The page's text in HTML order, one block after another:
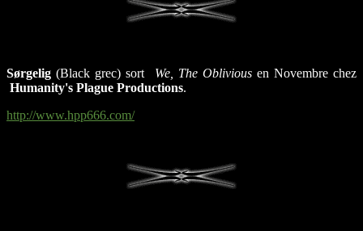
Sørgelig(Black grec) sort We, The Obliviousen Novembre chez
Humanity's Plague Productions.
http://www.hpp666.com/